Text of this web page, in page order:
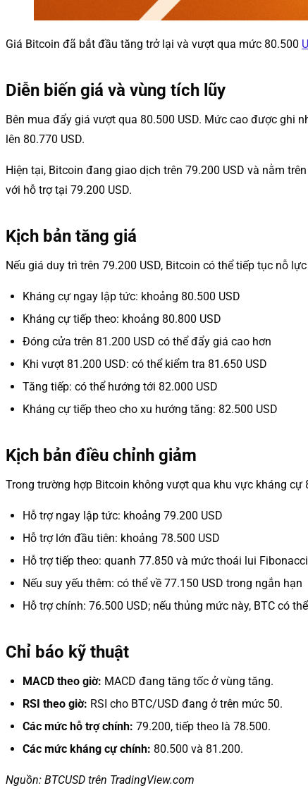
Giá Bitcoin đã bắt đầu tăng trở lại và vượt qua mức 80.500
Diễn biến giá và vùng tích lũy
Bên mua đẩy giá vượt qua 80.500 USD. Mức cao được ghi
lên 80.770 USD.
Hiện tại, Bitcoin đang giao dịch trên 79.200 USD và nằm
với hỗ trợ tại 79.200 USD.
Kịch bản tăng giá
Nếu giá duy trì trên 79.200 USD, Bitcoin có thể tiếp tục nỗ
Kháng cự ngay lập tức: khoảng 80.500 USD
Kháng cự tiếp theo: khoảng 80.800 USD
Đóng cửa trên 81.200 USD có thể đẩy giá cao hơn
Khi vượt 81.200 USD: có thể kiểm tra 81.650 USD
Tăng tiếp: có thể hướng tới 82.000 USD
Kháng cự tiếp theo cho xu hướng tăng: 82.500 USD
Kịch bản điều chỉnh giảm
Trong trường hợp Bitcoin không vượt qua khu vực kháng
Hỗ trợ ngay lập tức: khoảng 79.200 USD
Hỗ trợ lớn đầu tiên: khoảng 78.500 USD
Hỗ trợ tiếp theo: quanh 77.850 và mức thoái lui
Nếu suy yếu thêm: có thể về 77.150 USD trong ngắn hạn
Hỗ trợ chính: 76.500 USD; nếu thủng mức này, BTC có
Chỉ báo kỹ thuật
MACD theo giờ: MACD đang tăng tốc ở vùng tăng.
RSI theo giờ: RSI cho BTC/USD đang ở trên mức 50.
Các mức hỗ trợ chính: 79.200, tiếp theo là 78.500.
Các mức kháng cự chính: 80.500 và 81.200.
Nguồn: BTCUSD trên TradingView.com